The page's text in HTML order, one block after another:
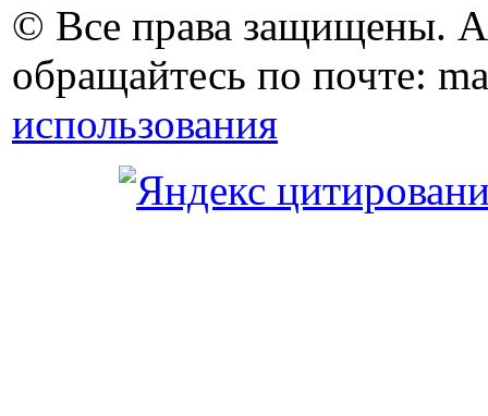
© Все права защищены.
обращайтесь по почте:
использования